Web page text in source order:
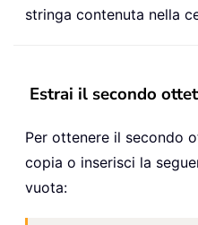
stringa contenuta nella
Estrai il secondo
Per ottenere il secondo
copia o inserisci la
vuota: